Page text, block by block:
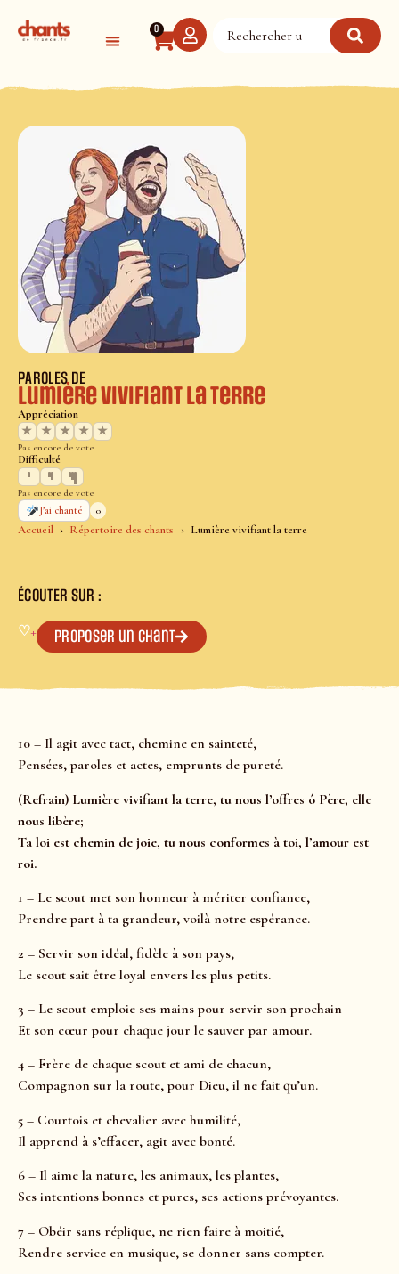
0
Accueil Répertoire des chants Lumière vivifiant la terre
PAROLES DE
Lumière vivifiant la terre
Appréciation
★
★ ★ ★ ★
Pas encore de vote
Difficulté
Pas encore de vote
J’ai chanté
0
ÉCOUTER SUR :
♡+ Proposer un chant
10 – Il agit avec tact, chemine en sainteté,
Pensées, paroles et actes, emprunts de pureté.
(Refrain) Lumière vivifiant la terre, tu nous l’offres ô Père, elle
nous libère;
Ta loi est chemin de joie, tu nous conformes à toi, l’amour est
roi.
1 – Le scout met son honneur à mériter confiance,
Prendre part à ta grandeur, voilà notre espérance.
2 – Servir son idéal, fidèle à son pays,
Le scout sait être loyal envers les plus petits.
3 – Le scout emploie ses mains pour servir son prochain
Et son cœur pour chaque jour le sauver par amour.
4 – Frère de chaque scout et ami de chacun,
Compagnon sur la route, pour Dieu, il ne fait qu’un.
5 – Courtois et chevalier avec humilité,
Il apprend à s’effacer, agit avec bonté.
6 – Il aime la nature, les animaux, les plantes,
Ses intentions bonnes et pures, ses actions prévoyantes.
7 – Obéir sans réplique, ne rien faire à moitié,
Rendre service en musique, se donner sans compter.